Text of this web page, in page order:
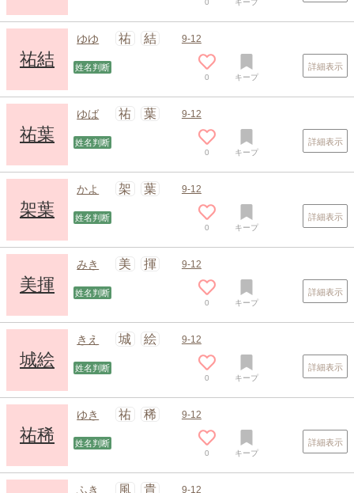
祐結
ゆゆ 祐 結 9-12
姓名判断
0 キープ
詳細表示
祐葉
ゆば 祐 葉 9-12
姓名判断
0 キープ
詳細表示
架葉
かよ 架 葉 9-12
姓名判断
0 キープ
詳細表示
美揮
みき 美 揮 9-12
姓名判断
0 キープ
詳細表示
城絵
きえ 城 絵 9-12
姓名判断
0 キープ
詳細表示
祐稀
ゆき 祐 稀 9-12
姓名判断
0 キープ
詳細表示
ふき 風 貴 9-12